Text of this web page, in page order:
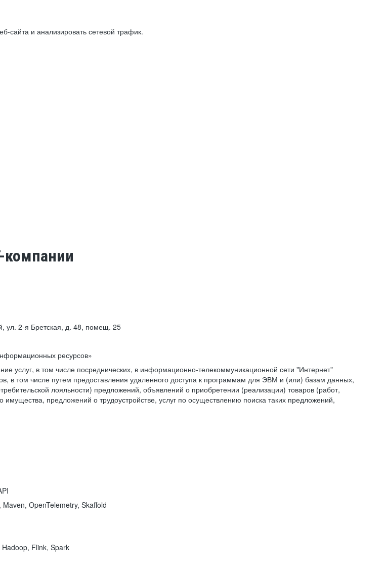
сайта и анализировать сетевой трафик.
компании
ул. 2-я Бретская, д. 48, помещ. 25
ресурсов»
услуг, в том числе посреднических, в информационно-телекоммуникационной сети "Интернет"
в том числе путем предоставления удаленного доступа к программам для ЭВМ и (или) базам данных,
лояльности) предложений, объявлений о приобретении (реализации) товаров (работ,
предложений о трудоустройстве, услуг по осуществлению поиска таких предложений,
OpenTelemetry, Skaffold
Flink, Spark